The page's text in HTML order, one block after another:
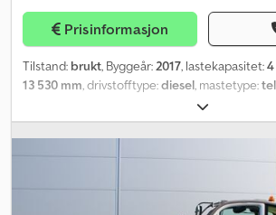
Prisinformasjon
Tilstand: brukt, Byggeår:2017, lastekapasitet:
13 530 mm, drivstofftype:diesel, mastetype:
55 kW (74,78 hk)
prosent, forhjul dekkdimensjon:15.5/80-24,
15.5/80-24, farge:annen,